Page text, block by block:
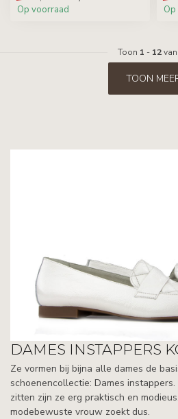
Op voorraad
Toon 1 - 12
TOON
DAMES INSTAPPERS
Ze vormen bij bijna alle dames de
schoenencollectie: Dames
zitten zijn ze erg praktisch en
modebewuste vrouw zoekt dus.